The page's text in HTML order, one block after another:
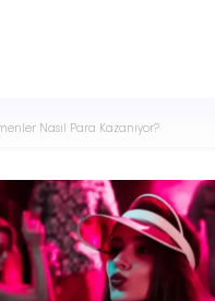
Nasıl Para Kazanıyor?